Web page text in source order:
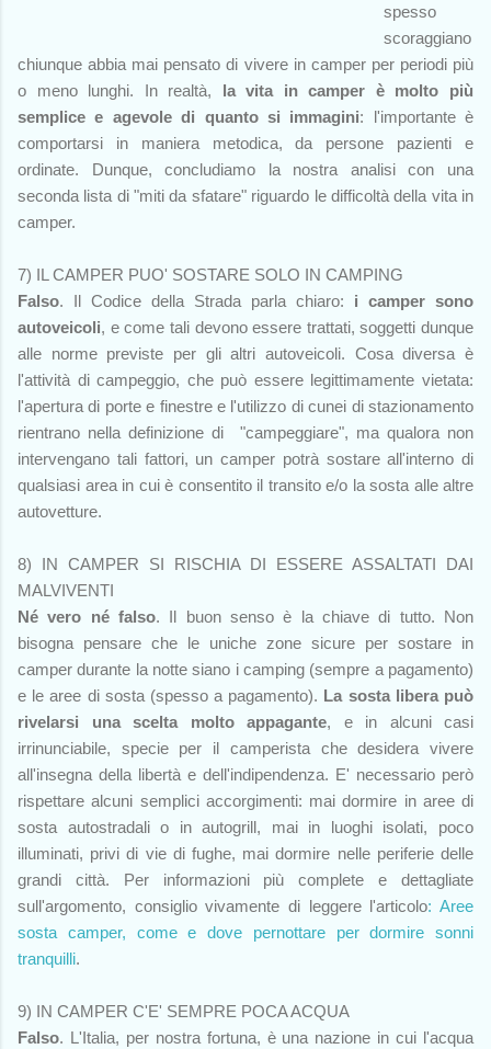
spesso
scoraggiano
chiunque abbia mai pensato di vivere in camper per periodi più
o meno lunghi. In realtà, la vita in camper è molto più
semplice e agevole di quanto si immagini: l'importante è
comportarsi in maniera metodica, da persone pazienti e
ordinate. Dunque, concludiamo la nostra analisi con una
seconda lista di "miti da sfatare" riguardo le difficoltà della vita in
camper.
7) IL CAMPER PUO' SOSTARE SOLO IN CAMPING
Falso. Il Codice della Strada parla chiaro: i camper sono
autoveicoli, e come tali devono essere trattati, soggetti dunque
alle norme previste per gli altri autoveicoli. Cosa diversa è
l'attività di campeggio, che può essere legittimamente vietata:
l'apertura di porte e finestre e l'utilizzo di cunei di stazionamento
rientrano nella definizione di "campeggiare", ma qualora non
intervengano tali fattori, un camper potrà sostare all'interno di
qualsiasi area in cui è consentito il transito e/o la sosta alle altre
autovetture.
8) IN CAMPER SI RISCHIA DI ESSERE ASSALTATI DAI
MALVIVENTI
Né vero né falso. Il buon senso è la chiave di tutto. Non
bisogna pensare che le uniche zone sicure per sostare in
camper durante la notte siano i camping (sempre a pagamento)
e le aree di sosta (spesso a pagamento). La sosta libera può
rivelarsi una scelta molto appagante, e in alcuni casi
irrinunciabile, specie per il camperista che desidera vivere
all'insegna della libertà e dell'indipendenza. E' necessario però
rispettare alcuni semplici accorgimenti: mai dormire in aree di
sosta autostradali o in autogrill, mai in luoghi isolati, poco
illuminati, privi di vie di fughe, mai dormire nelle periferie delle
grandi città. Per informazioni più complete e dettagliate
sull'argomento, consiglio vivamente di leggere l'articolo: Aree
sosta camper, come e dove pernottare per dormire sonni
tranquilli.
9) IN CAMPER C'E' SEMPRE POCA ACQUA
Falso. L'Italia, per nostra fortuna, è una nazione in cui l'acqua